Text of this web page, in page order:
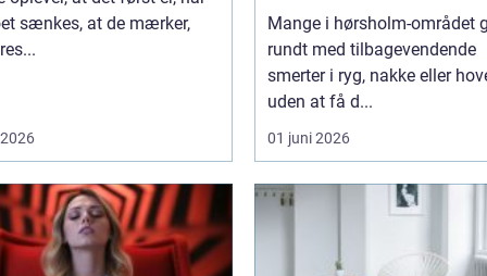
sænkes, at de mærker,
Mange i hørsholm-området
rundt med tilbagevendende
smerter i ryg, nakke eller
uden at få d...
01 juni 2026